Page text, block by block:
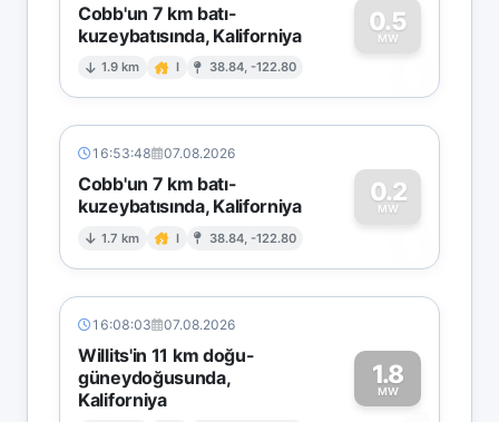
Cobb'un 7 km batı-
kuzeybatısında, Kaliforniya
1.9 km I 38.84, -122.80
0.5
MW
0
16:53:48 07.08.2026
Cobb'un 7 km batı-
kuzeybatısında, Kaliforniya
1.7 km I 38.84, -122.80
0.2
MW
0
16:08:03 07.08.2026
Willits'in 11 km doğu-
güneydoğusunda,
Kaliforniya
1.8
MW